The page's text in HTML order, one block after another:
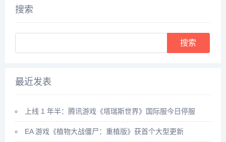
悬赏任务，完成这些任务后，就
可以...
搜索
最近发表
上线 1 年半：腾讯游戏《塔瑞斯世界》国际服今日停服
EA 游戏《植物大战僵尸：重植版》获首个大型更新